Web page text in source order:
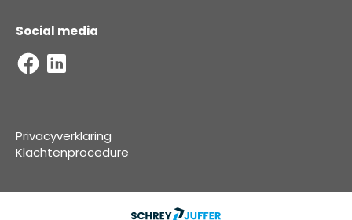
Social media
Privacyverklaring
Klachtenprocedure